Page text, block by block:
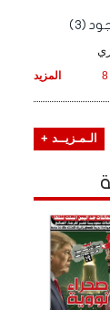
(3)
المزيد
الـمـزيــد +